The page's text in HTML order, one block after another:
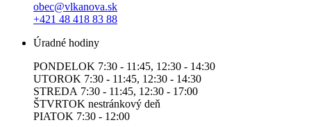
obec@vlkanova.sk
+421 48 418 83 88
Úradné hodiny
PONDELOK 7:30 - 11:45, 12:30 - 14:30
UTOROK 7:30 - 11:45, 12:30 - 14:30
STREDA 7:30 - 11:45, 12:30 - 17:00
ŠTVRTOK nestránkový deň
PIATOK 7:30 - 12:00